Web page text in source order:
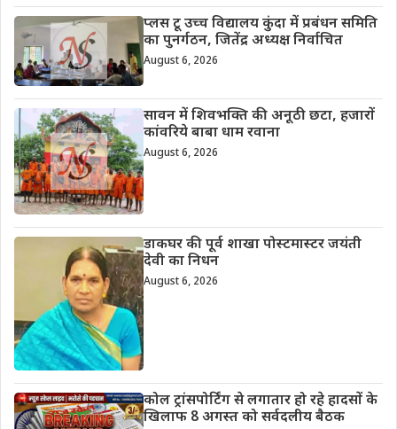
प्लस टू उच्च विद्यालय कुंदा में प्रबंधन समिति
का पुनर्गठन, जितेंद्र अध्यक्ष निर्वाचित
August 6, 2026
सावन में शिवभक्ति की अनूठी छटा, हजारों
कांवरिये बाबा धाम रवाना
August 6, 2026
डाकघर की पूर्व शाखा पोस्टमास्टर जयंती
देवी का निधन
August 6, 2026
कोल ट्रांसपोर्टिंग से लगातार हो रहे हादसों के
खिलाफ 8 अगस्त को सर्वदलीय बैठक